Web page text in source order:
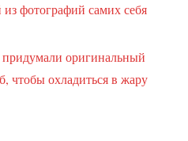
из фотографий самих себя
оригинальный
чтобы охладиться в жару